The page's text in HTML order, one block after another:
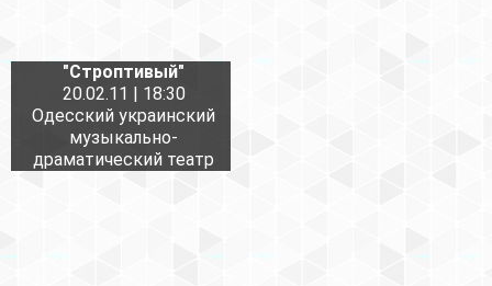
"Строптивый"
20.02.11 | 18:30
Одесский украинский
музыкально-
драматический театр